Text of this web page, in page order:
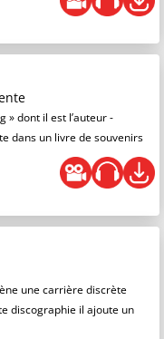
» dont il est l’auteur -
dans un livre de souvenirs
une carrière discrète
discographie il ajoute un